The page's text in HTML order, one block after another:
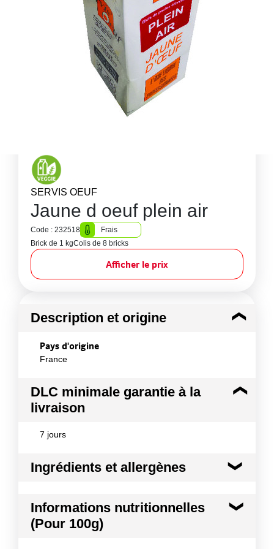
SERVIS OEUF
Jaune d oeuf plein air
Code : 232518
Frais
Brick de 1 kgColis de 8 bricks
Afficher le prix
Description et origine
Pays d'origine
France
DLC minimale garantie à la
livraison
7 jours
Ingrédients et allergènes
Jaune d¿œuf liquide plein air
Allergènes :
Informations nutritionnelles
(Pour 100g)